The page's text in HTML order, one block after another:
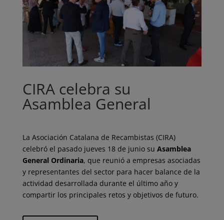
CIRA celebra su
Asamblea General
La Asociación Catalana de Recambistas (CIRA)
celebró el pasado jueves 18 de junio su Asamblea
General Ordinaria, que reunió a empresas asociadas
y representantes del sector para hacer balance de la
actividad desarrollada durante el último año y
compartir los principales retos y objetivos de futuro.